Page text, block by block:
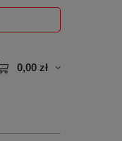
0,00 zł